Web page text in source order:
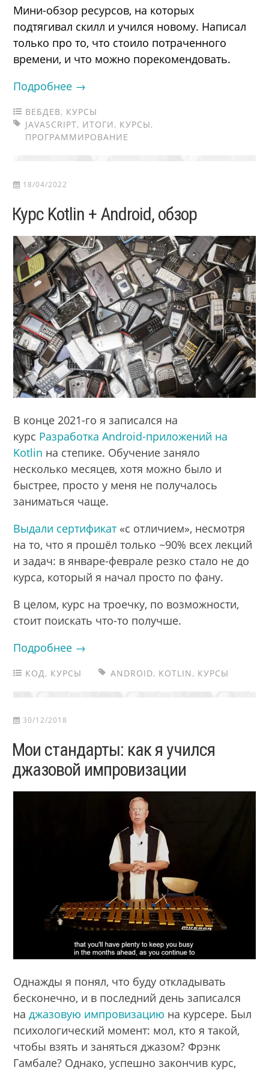
Мини-обзор ресурсов, на которых
подтягивал скилл и учился новому. Написал
только про то, что стоило потраченного
времени, и что можно порекомендовать.
Подробнее →
ВЕБДЕВ, КУРСЫ
JAVASCRIPT, ИТОГИ, КУРСЫ,
ПРОГРАММИРОВАНИЕ
18/04/2022
Курс Kotlin + Android, обзор
В конце 2021-го я записался на
курс Разработка Android-приложений на
Kotlin на степике. Обучение заняло
несколько месяцев, хотя можно было и
быстрее, просто у меня не получалось
заниматься чаще.
Выдали сертификат «с отличием», несмотря
на то, что я прошёл только ~90% всех лекций
и задач: в январе-феврале резко стало не до
курса, который я начал просто по фану.
В целом, курс на троечку, по возможности,
стоит поискать что-то получше.
Подробнее →
КОД , КУРСЫ ANDROID, KOTLIN , КУРСЫ
30/12/2018
Мои стандарты: как я учился
джазовой импровизации
Однажды я понял, что буду откладывать
бесконечно, и в последний день записался
наджазовую импровизацию на курсере. Был
психологический момент: мол, кто я такой,
чтобы взять и заняться джазом? Фрэнк
Гамбале? Однако, успешно закончив курс,